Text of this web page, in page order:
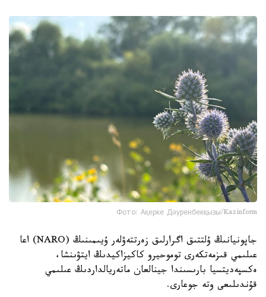
Фото: Ақерке Дәуренбекқызы/Kazinform
جاپونيانىڭ ۇلتتىق اگرارلىق زەرتتەۋلەر ۇيىمىنىڭ (NARO) اعا
عىلىمي قىزمەتكەرى توموحيرو كاكيزاكيدىڭ ايتۋىنشا،
ەكسپەديتسيا بارىسىندا جينالعان ماتەريالداردىڭ عىلىمي
قۇندىلىعى وتە جوعارى.